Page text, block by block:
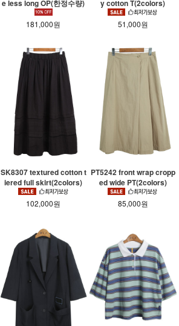
e less long OP(한정수량)
181,000원
y cotton T(2colors)
51,000원
SK8307 textured cotton t
iered full skirt(2colors)
102,000원
PT5242 front wrap cropp
ed wide PT(2colors)
85,000원